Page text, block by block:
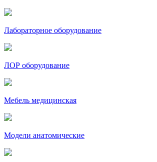
Лабораторное оборудование
ЛОР оборудование
Мебель медицинская
Модели анатомические